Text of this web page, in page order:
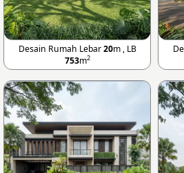
Desain Rumah Lebar20m , LB
753m2